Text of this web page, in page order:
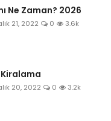
Ne Zaman? 2026
21, 2022 0 3.6k
20, 2022 0 3.2k